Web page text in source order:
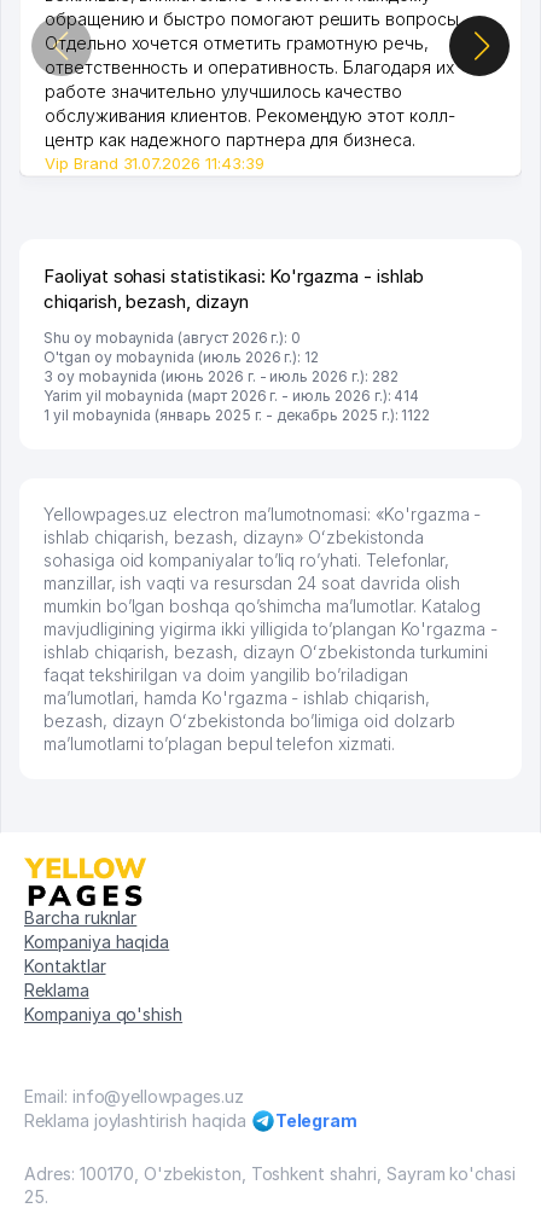
обращению и быстро помогают решить вопросы.
Отдельно хочется отметить грамотную речь,
ответственность и оперативность. Благодаря их
работе значительно улучшилось качество
обслуживания клиентов. Рекомендую этот колл-
центр как надежного партнера для бизнеса.
Vip Brand 31.07.2026 11:43:39
Faoliyat sohasi statistikasi: Ko'rgazma - ishlab
chiqarish, bezash, dizayn
Shu oy mobaynida (август 2026 г.): 0
O'tgan oy mobaynida (июль 2026 г.): 12
3 oy mobaynida (июнь 2026 г. - июль 2026 г.): 282
Yarim yil mobaynida (март 2026 г. - июль 2026 г.): 414
1 yil mobaynida (январь 2025 г. - декабрь 2025 г.): 1122
Yellowpages.uz electron ma’lumotnomasi: «Ko'rgazma -
ishlab chiqarish, bezash, dizayn» Oʻzbekistonda
sohasiga oid kompaniyalar to’liq ro’yhati. Telefonlar,
manzillar, ish vaqti va resursdan 24 soat davrida olish
mumkin bo’lgan boshqa qo’shimcha ma’lumotlar. Katalog
mavjudligining yigirma ikki yilligida to’plangan Ko'rgazma -
ishlab chiqarish, bezash, dizayn Oʻzbekistonda turkumini
faqat tekshirilgan va doim yangilib bo’riladigan
ma’lumotlari, hamda Ko'rgazma - ishlab chiqarish,
bezash, dizayn Oʻzbekistonda bo’limiga oid dolzarb
ma’lumotlarni to’plagan bepul telefon xizmati.
Barcha ruknlar
Kompaniya haqida
Kontaktlar
Reklama
Kompaniya qo'shish
Email: info@yellowpages.uz
Reklama joylashtirish haqida
Telegram
Adres: 100170, O'zbekiston, Toshkent shahri, Sayram ko'chasi
25.